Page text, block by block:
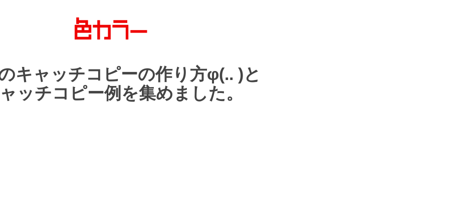
キャッチコピーの作り方φ(.. )と
ッチコピー例を集めました。